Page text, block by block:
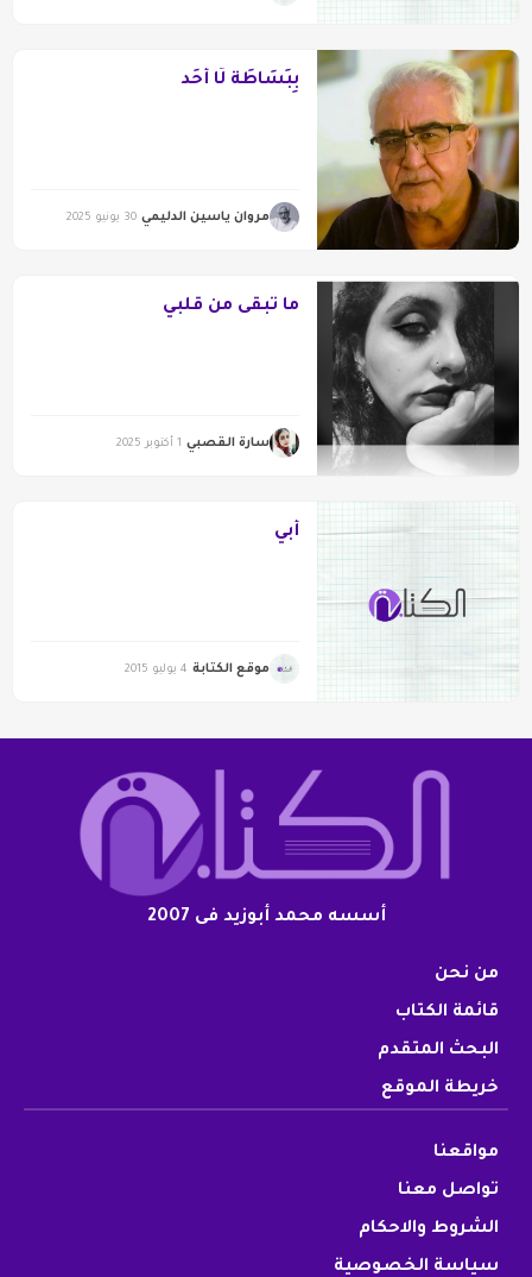
بِبَسَاطَة لَا أَحَد
مروان ياسين الدليمي 30 يونيو 2025
ما تبقى من قلبي
سارة القصبي 1 أكتوبر 2025
أبي
موقع الكتابة 4 يوليو 2015
أسسه محمد أبوزيد فى 2007
من نحن
قائمة الكتاب
البحث المتقدم
خريطة الموقع
مواقعنا
تواصل معنا
الشروط والاحكام
سياسة الخصوصية